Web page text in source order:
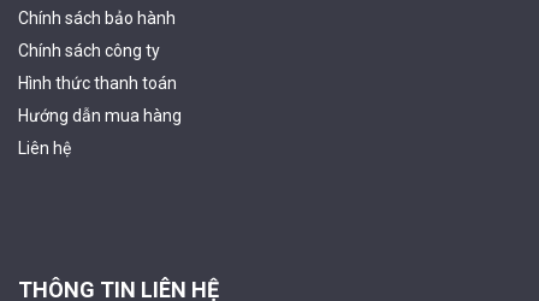
2.060.000 đ
Chính sách bảo hành
Chính sách công ty
Hình thức thanh toán
Hướng dẫn mua hàng
Liên hệ
THÔNG TIN LIÊN HỆ